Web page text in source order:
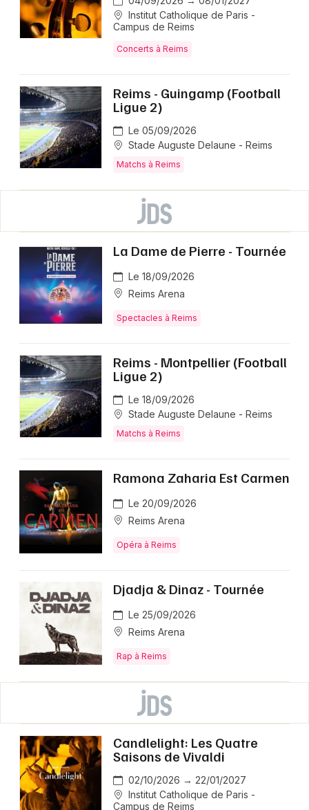
Institut Catholique de Paris -
Campus de Reims
Concerts à Reims
Reims - Guingamp (Football
Ligue 2)
Le 05/09/2026
Stade Auguste Delaune - Reims
Matchs à Reims
La Dame de Pierre - Tournée
Le 18/09/2026
Reims Arena
Spectacles à Reims
Reims - Montpellier (Football
Ligue 2)
Le 18/09/2026
Stade Auguste Delaune - Reims
Matchs à Reims
Ramona Zaharia Est Carmen
Le 20/09/2026
Reims Arena
Opéra à Reims
Djadja & Dinaz - Tournée
Le 25/09/2026
Reims Arena
Rap à Reims
Candlelight: Les Quatre
Saisons de Vivaldi
02/10/2026 → 22/01/2027
Institut Catholique de Paris -
Campus de Reims